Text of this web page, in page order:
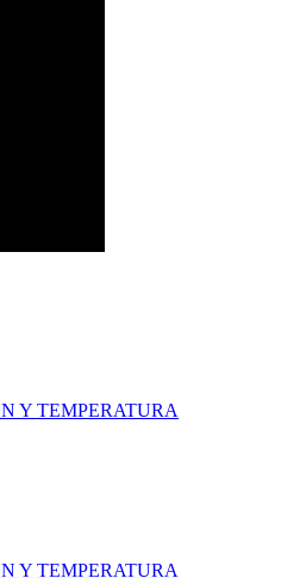
Y TEMPERATURA
Y TEMPERATURA